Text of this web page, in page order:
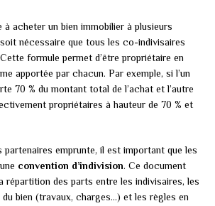
à acheter un bien immobilier à plusieurs
soit nécessaire que tous les co-indivisaires
formule permet d’être propriétaire en
apportée par chacun. Par exemple, si l’un
70 % du montant total de l’achat et l’autre
propriétaires à hauteur de 70 % et
partenaires emprunte, il est important que les
convention d’indivision. Ce document
répartition des parts entre les indivisaires, les
bien (travaux, charges…) et les règles en